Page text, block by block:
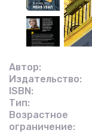
Автор:
Издательство:
ISBN:
Тип:
Возрастное
ограничение: